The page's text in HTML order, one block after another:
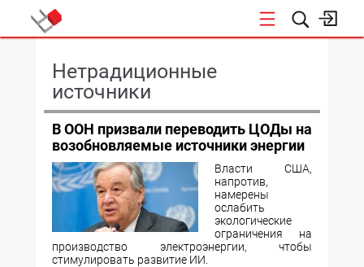
Нетрадиционные
источники
В ООН призвали переводить ЦОДы на
возобновляемые источники энергии
Власти США,
напротив,
намерены
ослабить
экологические
ограничения на
производство электроэнергии, чтобы
стимулировать развитие ИИ.